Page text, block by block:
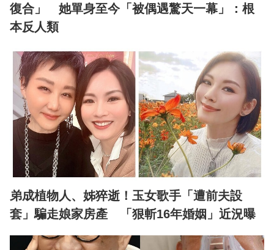
復合」 她單身至今「被偶遇驚天一幕」：根
本反人類
弟成植物人、姊猝逝！玉女歌手「遭前夫設
套」騙走娘家房產 「狠斬16年婚姻」近況曝